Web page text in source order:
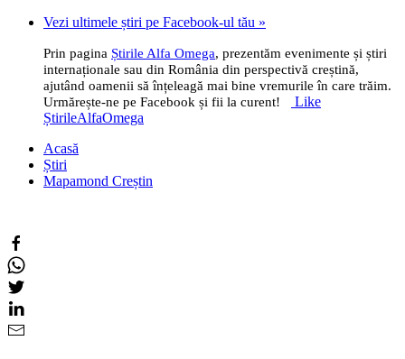
Vezi ultimele știri pe Facebook-ul tău »
Prin pagina Știrile Alfa Omega, prezentăm evenimente și știri
internaționale sau din România din perspectivă creștină,
ajutând oamenii să înțeleagă mai bine vremurile în care trăim.
Urmărește-ne pe Facebook și fii la curent!
Like
ȘtirileAlfaOmega
Acasă
Știri
Mapamond Creștin